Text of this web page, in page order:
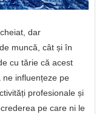
dar
muncă, cât și în
cu tărie că acest
influențeze pe
profesionale și
pe care ni le